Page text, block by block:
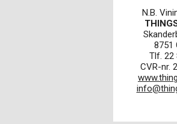
N.B.
8751
Tlf. 22
CVR-nr.